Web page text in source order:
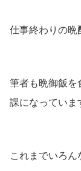
仕事終わりの晩
筆者も晩御飯を
課になっていま
これまでいろん